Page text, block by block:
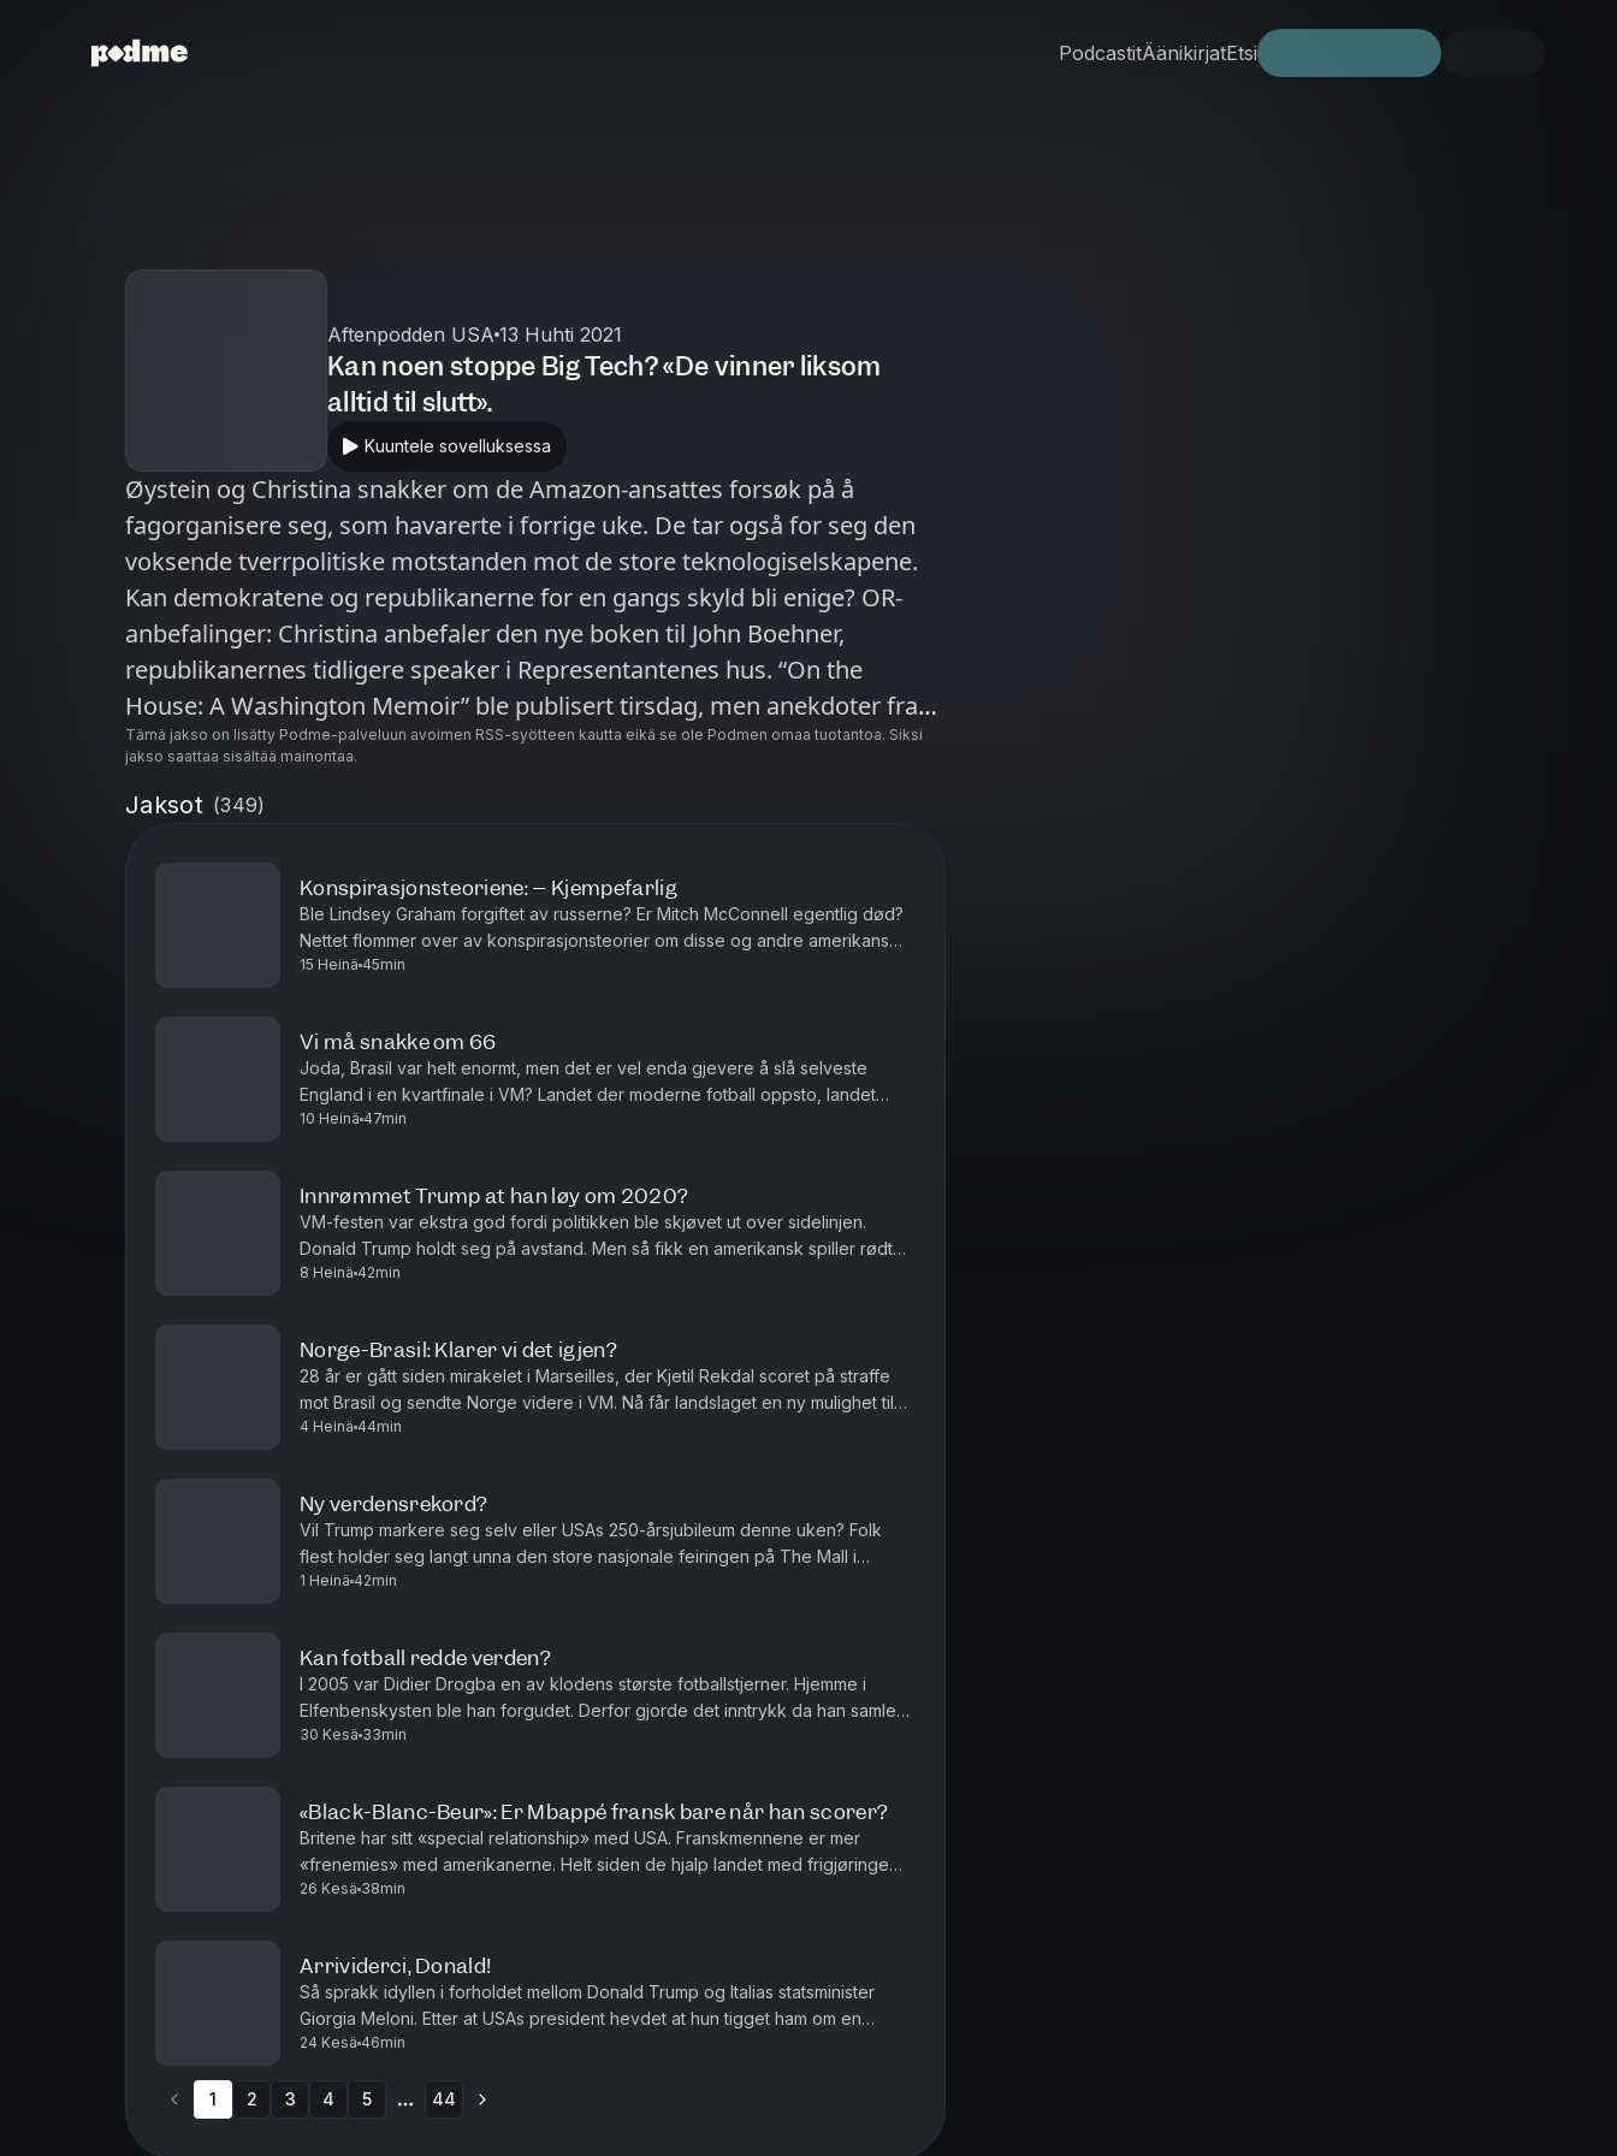
PodcastitÄänikirjatEtsi
Aftenpodden USA 13 Huhti 2021
Kan noen stoppe Big Tech? «De vinner liksom
alltid til slutt».
Kuuntele sovelluksessa
Øystein og Christina snakker om de Amazon-ansattes forsøk på å
fagorganisere seg, som havarerte i forrige uke. De tar også for seg den
voksende tverrpolitiske motstanden mot de store teknologiselskapene.
Kan demokratene og republikanerne for en gangs skyld bli enige? OR-
anbefalinger: Christina anbefaler den nye boken til John Boehner,
republikanernes tidligere speaker i Representantenes hus. “On the
House: A Washington Memoir” ble publisert tirsdag, men anekdoter fra
boken har lekket ut de siste ukene. Punchbowl News skriver blant annet
anbefaler boken “Dreams of El Dorado: A History of the American West”
som er en fin introduksjon til USAs ekspansjon vestover. Den inneholder
både de store linjene og mange enkelthistorier.
Tämä jakso on lisätty Podme-palveluun avoimen RSS-syötteen kautta eikä se ole Podmen omaa tuotantoa. Siksi
jakso saattaa sisältää mainontaa.
Jaksot (349)
Konspirasjonsteoriene: – Kjempefarlig
Ble Lindsey Graham forgiftet av russerne? Er Mitch McConnell egentlig død?
Nettet flommer over av konspirasjonsteorier om disse og andre amerikanske
politikere. Er det et tegn i tiden, en illustrasjon...
15 Heinä 45min
Vi må snakke om 66
Joda, Brasil var helt enormt, men det er vel enda gjevere å slå selveste
England i en kvartfinale i VM? Landet der moderne fotball oppsto, landet
som ga oss tippekampen, landet med en helt spesiell pl...
10 Heinä 47min
Innrømmet Trump at han løy om 2020?
VM-festen var ekstra god fordi politikken ble skjøvet ut over sidelinjen.
Donald Trump holdt seg på avstand. Men så fikk en amerikansk spiller rødt
kort, og da ble det bråk. Trump selv virker fornøyd ...
8 Heinä 42min
Norge-Brasil: Klarer vi det igjen?
28 år er gått siden mirakelet i Marseilles, der Kjetil Rekdal scoret på straffe
mot Brasil og sendte Norge videre i VM. Nå får landslaget en ny mulighet til å
skrive fotballhistorie. Hva er det som gj...
4 Heinä 44min
Ny verdensrekord?
Vil Trump markere seg selv eller USAs 250-årsjubileum denne uken? Folk
flest holder seg langt unna den store nasjonale feiringen på The Mall i
forkant av 4. juli. Kanskje er det varmen eller sikkerhet...
1 Heinä 42min
Kan fotball redde verden?
I 2005 var Didier Drogba en av klodens største fotballstjerner. Hjemme i
Elfenbenskysten ble han forgudet. Derfor gjorde det inntrykk da han samlet
landslaget og satte seg på kne for å bønnfalle om en...
30 Kesä 33min
«Black-Blanc-Beur»: Er Mbappé fransk bare når han scorer?
Britene har sitt «special relationship» med USA. Franskmennene er mer
«frenemies» med amerikanerne. Helt siden de hjalp landet med frigjøringen i
1781 har forholdet vært preget av drakamp, allianse og...
26 Kesä 38min
Arrividerci, Donald!
Så sprakk idyllen i forholdet mellom Donald Trump og Italias statsminister
Giorgia Meloni. Etter at USAs president hevdet at hun tigget ham om en
selfie, slår Meloni kraftig tilbake. Ser vi nye tegn t...
24 Kesä 46min
1 2 3 4 5 44